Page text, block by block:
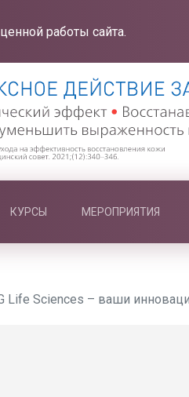
работы сайта.
КУРСЫ МЕРОПРИЯТИЯ
Life Sciences – ваши